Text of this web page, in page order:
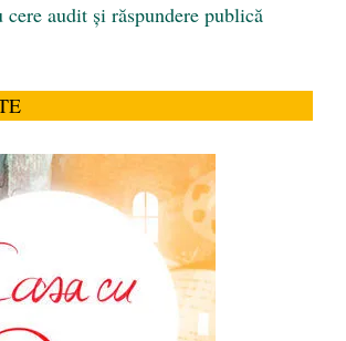
audit și răspundere publică